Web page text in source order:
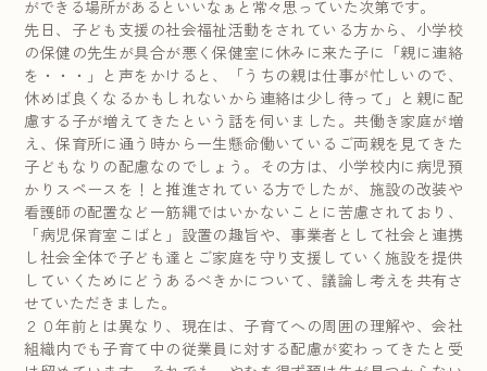
ができる場所があるといいなぁと常々思っていた次第です。
先日、子ども支援の社会福祉活動をされている方から、小学校
の保健の先生が具合が悪く保健室に休みに来た子に「親に連絡
を・・・」と声をかけると、「うちの親は仕事が忙しいので、
休めば良くなるかもしれないから連絡は少し待って」と親に配
慮する子が増えてきたという話を伺いました。共働き家庭が増
え、保育所に通う時から一生懸命働いているご両親を見てきた
子どもなりの配慮なのでしょう。その方は、小学校内に病児預
かりスペースを！と推進されている方でしたが、施設の改装や
看護師の配置など一筋縄ではいかないことに苦慮されており、
「病児保育室こばと」設置の趣旨や、事業者として社会と連携
し社会全体で子ども達とご家庭を守り支援していく施設を提供
していくためにどうあるべきかについて、議論し考えを共有さ
せていただきました。
２０年前とは異なり、現在は、子育てへの周囲の理解や、会社
組織内でも子育て中の従業員に対する配慮が変わってきたと受